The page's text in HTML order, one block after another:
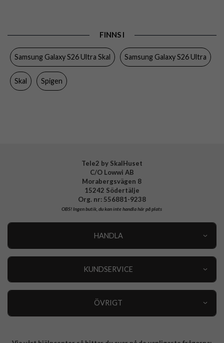
MagSafe-kompatibel, Stativfunktion, Stöttålig
Färg Lila
Material
Varumärke
FINNS I
Samsung Galaxy S26 Ultra Skal Samsung Galaxy S26 Ultra
Skal Spigen
Tele2 by SkalHuset
C/O Lowwi AB
Morabergsvägen 8
15242 Södertälje
Org. nr: 556881-9238
OBS!Ingen butik, du kan inte handla här på plats
HANDLA
KUNDSERVICE
ÖVRIGT